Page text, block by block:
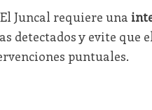
Juncal requiere una
detectados y evite que
puntuales.